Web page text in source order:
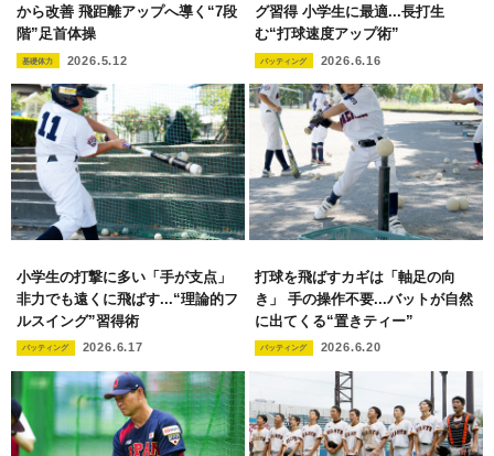
から改善 飛距離アップへ導く“7段
階”足首体操
基礎体力 2026.5.12
グ習得 小学生に最適...長打生
む“打球速度アップ術”
バッティング 2026.6.16
小学生の打撃に多い「手が支点」
非力でも遠くに飛ばす...“理論的フ
ルスイング”習得術
バッティング 2026.6.17
打球を飛ばすカギは「軸足の向
き」 手の操作不要...バットが自然
に出てくる“置きティー”
バッティング 2026.6.20